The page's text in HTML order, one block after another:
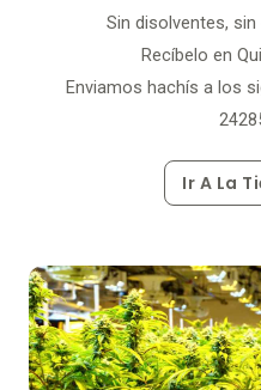
Sin disolventes,
Recíbelo en
Enviamos hachís a los
Ir A La